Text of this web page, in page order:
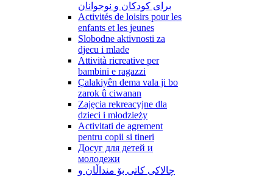
برای کودکان و نوجوانان
Activités de loisirs pour les
enfants et les jeunes
Slobodne aktivnosti za
djecu i mlade
Attività ricreative per
bambini e ragazzi
Çalakiyên dema vala ji bo
zarok û ciwanan
Zajęcia rekreacyjne dla
dzieci i młodzieży
Activitati de agrement
pentru copii si tineri
Досуг для детей и
молодежи
چالاکی کاتی بۆ منداڵان و